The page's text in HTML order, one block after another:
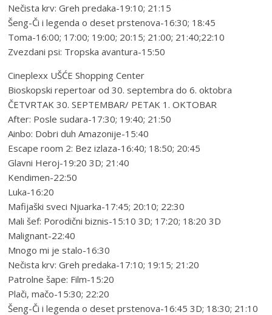
Nečista krv: Greh predaka-19:10; 21:15
Šeng-Či i legenda o deset prstenova-16:30; 18:45
Toma-16:00; 17:00; 19:00; 20:15; 21:00; 21:40;22:10
Zvezdani psi: Tropska avantura-15:50
Cineplexx UŠĆE Shopping Center
Bioskopski repertoar od 30. septembra do 6. oktobra
ČETVRTAK 30. SEPTEMBAR/ PETAK 1. OKTOBAR
After: Posle sudara-17:30; 19:40; 21:50
Ainbo: Dobri duh Amazonije-15:40
Escape room 2: Bez izlaza-16:40; 18:50; 20:45
Glavni Heroj-19:20 3D; 21:40
Kendimen-22:50
Luka-16:20
Mafijaški sveci Njuarka-17:45; 20:10; 22:30
Mali šef: Porodični biznis-15:10 3D; 17:20; 18:20 3D
Malignant-22:40
Mnogo mi je stalo-16:30
Nečista krv: Greh predaka-17:10; 19:15; 21:20
Patrolne šape: Film-15:20
Plači, mačo-15:30; 22:20
Šeng-Či i legenda o deset prstenova-16:45 3D; 18:30; 21:10